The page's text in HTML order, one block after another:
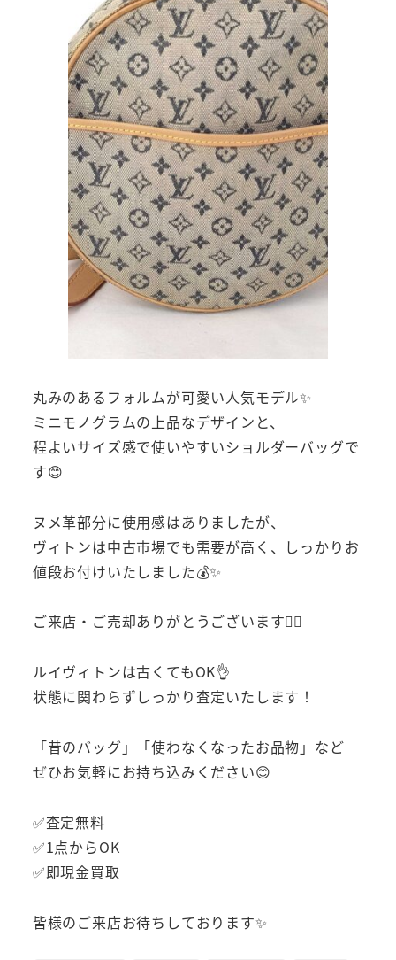
丸みのあるフォルムが可愛い人気モデル✨
ミニモノグラムの上品なデザインと、
程よいサイズ感で使いやすいショルダーバッグで
す😊
ヌメ革部分に使用感はありましたが、
ヴィトンは中古市場でも需要が高く、しっかりお
値段お付けいたしました💰✨
ご来店・ご売却ありがとうございます🙇‍♂️
ルイヴィトンは古くてもOK👌
状態に関わらずしっかり査定いたします！
「昔のバッグ」「使わなくなったお品物」など
ぜひお気軽にお持ち込みください😊
✅査定無料
✅1点からOK
✅即現金買取
皆様のご来店お待ちしております✨